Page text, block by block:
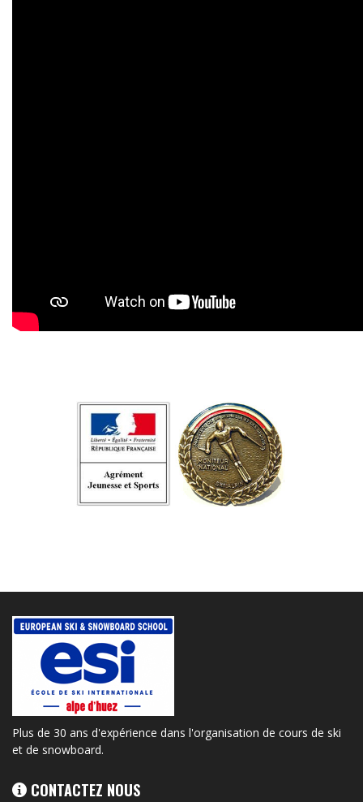
Plus de 30 ans d'expérience dans l'organisation de cours de ski
et de snowboard.
CONTACTEZ NOUS